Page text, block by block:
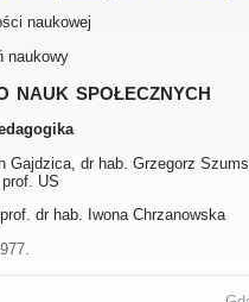
naukowej
naukowy
społecznych
Gajdzica, dr hab. Grzegorz
prof. US
dr hab. Iwona Chrzanowska